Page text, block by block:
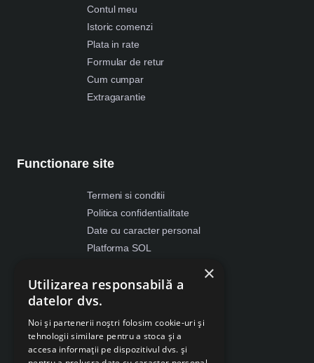
Contul meu
Istoric comenzi
Plata in rate
Formular de retur
Cum cumpar
Extragarantie
Functionare site
Termeni si conditii
Politica confidentialitate
Date cu caracter personal
Platforma SOL
Despre Cookies
Retragere din contract
×
Utilizarea responsabilă a
datelor dvs.
Noi și partenerii noștri folosim cookie-uri și
tehnologii similare pentru a stoca și a
accesa informații pe dispozitivul dvs. și